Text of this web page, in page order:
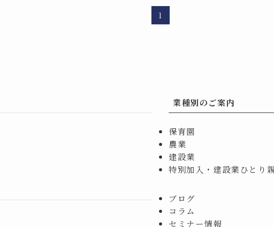
1
業種別のご案内
保育園
農業
建設業
特別加入・建設業ひとり
ブログ
コラム
セミナー情報